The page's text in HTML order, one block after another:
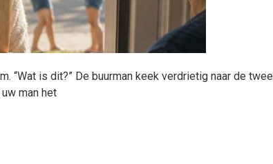
“Wat is dit?” De buurman keek verdrietig naar de twee
man het